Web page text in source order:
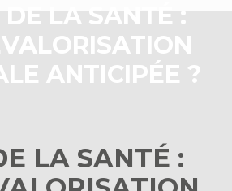
DE LA SANTÉ :
ANTICIPÉE ?
LA SANTÉ :